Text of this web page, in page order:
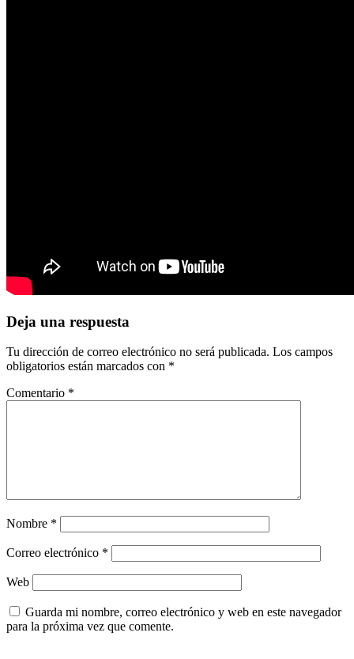
Deja una respuesta
Tu dirección de correo electrónico no será publicada. Los campos
obligatorios están marcados con *
Comentario *
Nombre *
Correo electrónico *
Web
Guarda mi nombre, correo electrónico y web en este navegador
para la próxima vez que comente.